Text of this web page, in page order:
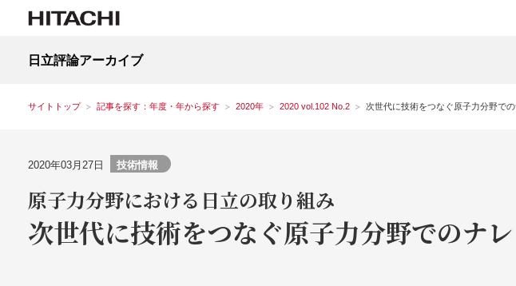
日立評論アーカイブ
サイトトップ 記事を探す：年度・年から探す 2020年 2020 vol.102 No.2 次世代に技術をつなぐ原子力分野で
2020年03月27日 技術情報
原子力分野における日立の取り組み
次世代に技術をつなぐ原子力分野でのナ